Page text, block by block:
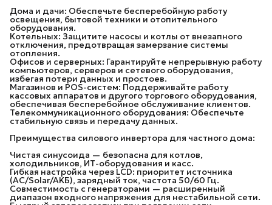
Дома и дачи: Обеспечьте бесперебойную работу
освещения, бытовой техники и отопительного
оборудования.
Котельных: Защитите насосы и котлы от внезапного
отключения, предотвращая замерзание системы
отопления.
Офисов и серверных: Гарантируйте непрерывную работу
компьютеров, серверов и сетевого оборудования,
избегая потери данных и простоев.
Магазинов и POS-систем: Поддерживайте работу
кассовых аппаратов и другого торгового оборудования,
обеспечивая бесперебойное обслуживание клиентов.
Телекоммуникационного оборудования: Обеспечьте
стабильную связь и передачу данных.
Преимущества силового инвертора для частного дома:
Чистая синусоида — безопасна для котлов,
холодильников, ИТ-оборудования и касс.
Гибкая настройка через LCD: приоритет источника
(AC/Solar/AKБ), зарядный ток, частота 50/60 Гц.
Совместимость с генераторами — расширенный
диапазон входного напряжения для нестабильной сети.